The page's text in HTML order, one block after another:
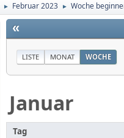
► Februar 2023 ► Woche
«
LISTE MONAT WOCHE
Januar
Tag